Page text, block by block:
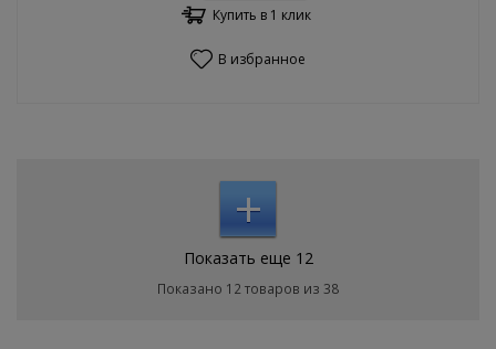
Купить в 1 клик
В избранное
+
Показать еще 12
Показано 12 товаров из 38